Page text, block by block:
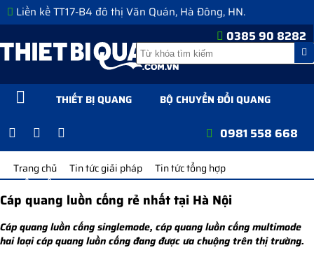
Liền kề TT17-B4 đô thị Văn Quán, Hà Đông, HN.
0385 90 8282
THIẾT BỊ QUANG
BỘ CHUYỂN ĐỔI QUANG
TỦ ODF, TỦ RACK
DÂY NHẢY QUANG
PHỤ KIỆN QUANG
TIN TỨC GIẢI PHÁP
GIỚI THIỆU
LIÊN HỆ
0981 558 668
Trang chủ Tin tức giải pháp Tin tức tổng hợp
Cáp quang luồn cống rẻ nhất tại Hà Nội
Cáp quang luồn cống singlemode, cáp quang luồn cống multimode
hai loại cáp quang luồn cống đang được ưa chuộng trên thị trường.